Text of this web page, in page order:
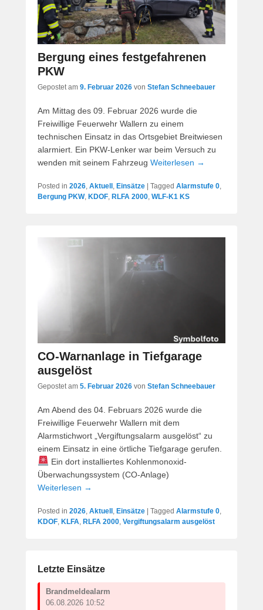
Bergung eines festgefahrenen
PKW
Gepostet am 9. Februar 2026 von Stefan Schneebauer
Am Mittag des 09. Februar 2026 wurde die
Freiwillige Feuerwehr Wallern zu einem
technischen Einsatz in das Ortsgebiet Breitwiesen
alarmiert. Ein PKW-Lenker war beim Versuch zu
wenden mit seinem Fahrzeug Weiterlesen →
Posted in 2026, Aktuell , Einsätze Tagged Alarmstufe 0,
Bergung PKW, KDOF, RLFA 2000, WLF-K1 KS
CO-Warnanlage in Tiefgarage
ausgelöst
Gepostet am 5. Februar 2026 von Stefan Schneebauer
Am Abend des 04. Februars 2026 wurde die
Freiwillige Feuerwehr Wallern mit dem
Alarmstichwort „Vergiftungsalarm ausgelöst“ zu
einem Einsatz in eine örtliche Tiefgarage gerufen.
Ein dort installiertes Kohlenmonoxid-
Überwachungssystem (CO-Anlage)
Weiterlesen →
Posted in 2026, Aktuell , Einsätze Tagged Alarmstufe 0,
KDOF, KLFA, RLFA 2000, Vergiftungsalarm ausgelöst
Letzte Einsätze
Brandmeldealarm
06.08.2026 10:52